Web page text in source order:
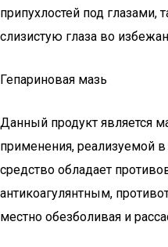
припухлостей под глазами,
слизистую глаза во
Гепариновая мазь
Данный продукт является
применения, реализуемой
средство обладает
антикоагулянтным,
местно обезболивая и